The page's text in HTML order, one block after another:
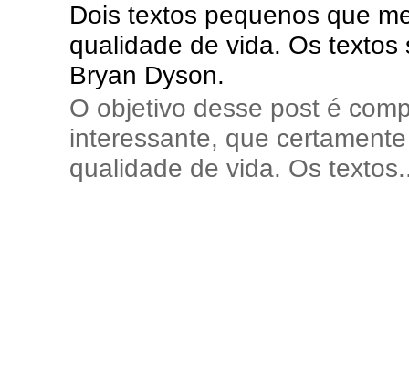
Dois textos pequenos que
qualidade de vida. Os
Bryan Dyson.
O objetivo desse post é
interessante, que
qualidade de vida. Os